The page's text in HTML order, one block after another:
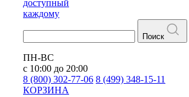
доступный
каждому
Поиск
ПН-ВС
с 10:00 до 20:00
8 (800) 302-77-06 8 (499) 348-15-11
КОРЗИНА